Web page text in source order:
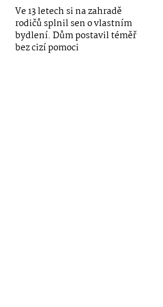
Ve 13 letech si na zahradě
rodičů splnil sen o vlastním
bydlení. Dům postavil téměř
bez cizí pomoci